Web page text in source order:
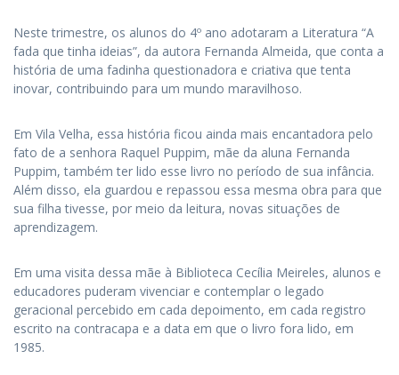
Neste trimestre, os alunos do 4º ano adotaram a Literatura “A
fada que tinha ideias”, da autora Fernanda Almeida, que conta a
história de uma fadinha questionadora e criativa que tenta
inovar, contribuindo para um mundo maravilhoso.
Em Vila Velha, essa história ficou ainda mais encantadora pelo
fato de a senhora Raquel Puppim, mãe da aluna Fernanda
Puppim, também ter lido esse livro no período de sua infância.
Além disso, ela guardou e repassou essa mesma obra para que
sua filha tivesse, por meio da leitura, novas situações de
aprendizagem.
Em uma visita dessa mãe à Biblioteca Cecília Meireles, alunos e
educadores puderam vivenciar e contemplar o legado
geracional percebido em cada depoimento, em cada registro
escrito na contracapa e a data em que o livro fora lido, em
1985.